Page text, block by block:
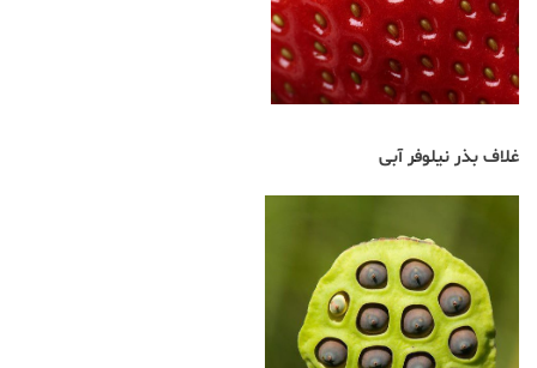
غلاف بذر نیلوفر آبی